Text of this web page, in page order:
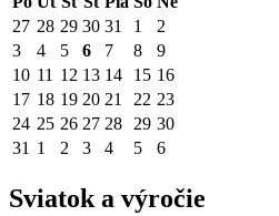
27 28 29 30 31 1
2
3
4 5 6 7 8
9
10 11 12 13 14 15 16
17 18 19 20 21 22 23
24 25 26 27 28 29 30
31 1 2 3 4 5 6
Sviatok a výročie